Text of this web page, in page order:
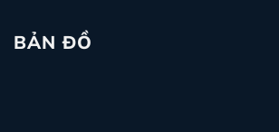
BẢN ĐỒ